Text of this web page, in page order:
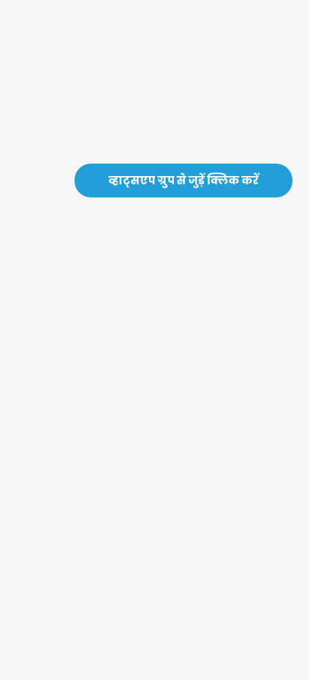
व्हाट्सएप ग्रुप से जुड़ें क्लिक करें